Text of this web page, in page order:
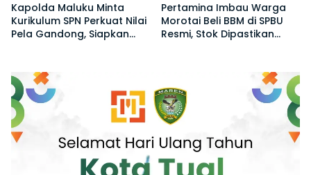
Kapolda Maluku Minta
Kurikulum SPN Perkuat Nilai
Pela Gandong, Siapkan
Pertamina Imbau Warga
Morotai Beli BBM di SPBU
Resmi, Stok Dipastikan